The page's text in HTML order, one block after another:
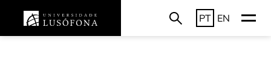
PT EN